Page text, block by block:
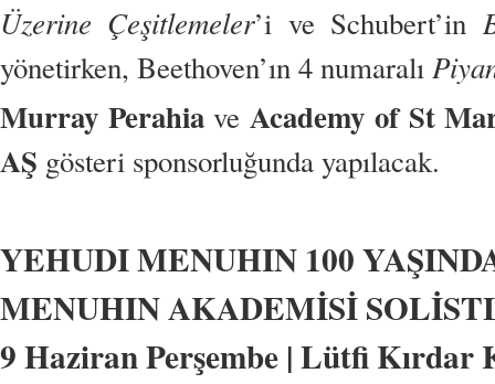
Üzerine Çeşitlemeler’i ve Schubert’in
yönetirken, Beethoven’ın 4 numaralı
Murray PerahiaveAcademy of St
AŞ gösteri sponsorluğunda yapılacak.
YEHUDI MENUHIN 100
MENUHIN AKADEMİSİ
9 Haziran Perşembe | Lütfi Kırdar